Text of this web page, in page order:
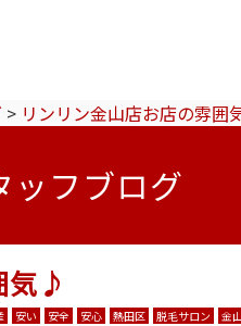
> リンリン金山店お店の雰
ッフブログ
気♪
安い 安全 安心 熱田区 脱毛サロン 金